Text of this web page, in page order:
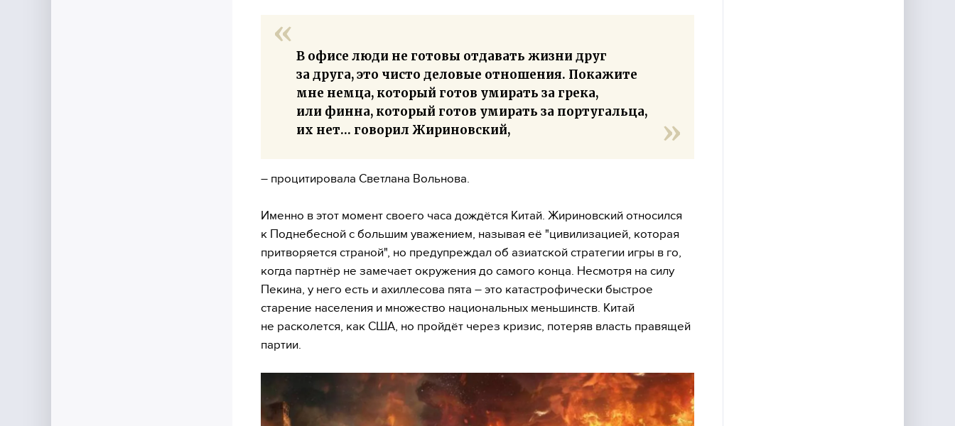
В офисе люди не готовы отдавать жизни друг
за друга, это чисто деловые отношения. Покажите
мне немца, который готов умирать за грека,
или финна, который готов умирать за португальца,
их нет… говорил Жириновский,
– процитировала Светлана Вольнова.
Именно в этот момент своего часа дождётся Китай. Жириновский относился
к Поднебесной с большим уважением, называя её "цивилизацией, которая
притворяется страной", но предупреждал об азиатской стратегии игры в го,
когда партнёр не замечает окружения до самого конца. Несмотря на силу
Пекина, у него есть и ахиллесова пята – это катастрофически быстрое
старение населения и множество национальных меньшинств. Китай
не расколется, как США, но пройдёт через кризис, потеряв власть правящей
партии.